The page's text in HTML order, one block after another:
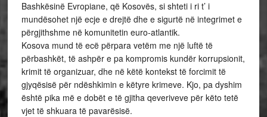
Bashkësinë Evropiane, që Kosovës, si shteti i ri t’ i
mundësohet një ecje e drejtë dhe e sigurtë në integrimet e
përgjithshme në komunitetin euro-atlantik.
Kosova mund të ecë përpara vetëm me një luftë të
përbashkët, të ashpër e pa kompromis kundër korrupsionit,
krimit të organizuar, dhe në këtë kontekst të forcimit të
gjyqësisë për ndëshkimin e këtyre krimeve. Kjo, pa dyshim
është pika më e dobët e të gjitha qeveriveve për këto tetë
vjet të shkuara të pavarësisë.